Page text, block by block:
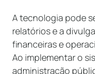
A tecnologia pode
relatórios e a
financeiras e
Ao implementar o
administração